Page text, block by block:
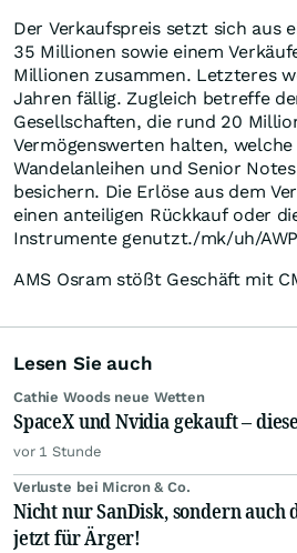
Der Verkaufspreis setzt sich aus
35 Millionen sowie einem
Millionen zusammen. Letzteres
Jahren fällig. Zugleich betreffe
Gesellschaften, die rund 20
Vermögenswerten halten,
Wandelanleihen und Senior
besichern. Die Erlöse aus dem
einen anteiligen Rückkauf oder
Instrumente genutzt./mk/uh/
AMS Osram stößt Geschäft mit
Lesen Sie auch
Cathie Woods neue Wetten
SpaceX und Nvidia gekauft –
vor 1 Stunde
Verluste bei Micron & Co.
Nicht nur SanDisk, sondern auch
jetzt für Ärger!